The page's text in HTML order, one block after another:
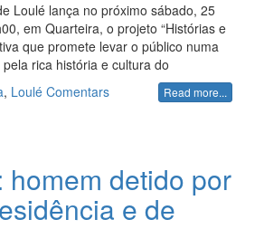
Loulé lança no próximo sábado, 25
em Quarteira, o projeto “Histórias e
que promete levar o público numa
rica história e cultura do
, Loulé Comentars Read more...
homem detido por
e de